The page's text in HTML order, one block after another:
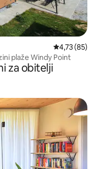
Prosječna
4,73 (85)
plaže Windy Point
za obitelji